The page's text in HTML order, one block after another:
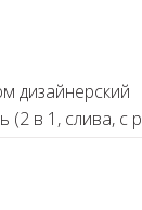
дизайнерский
(2 в 1, слива, с